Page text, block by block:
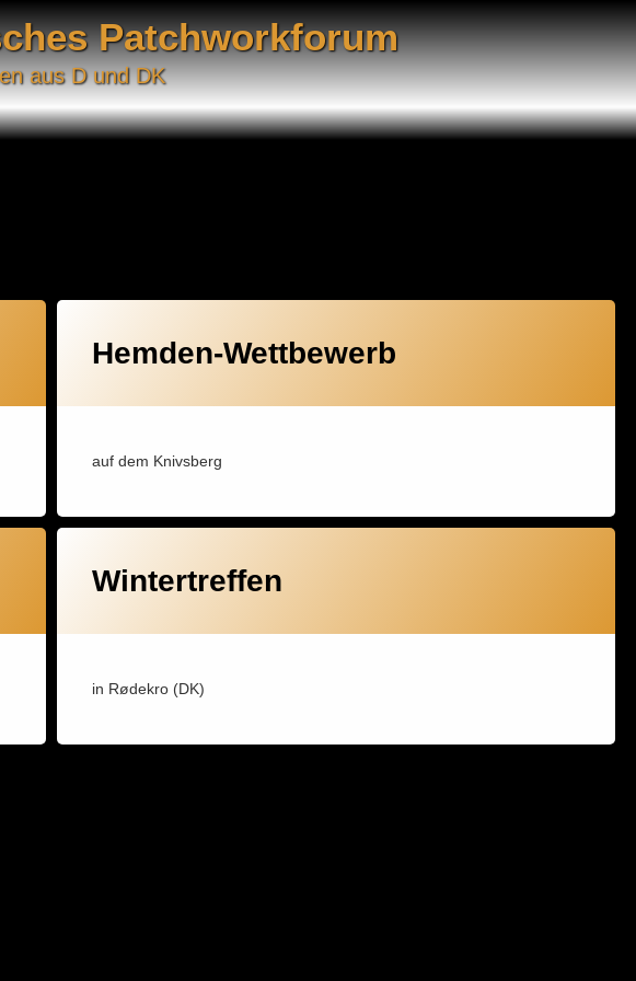
Patchworkforum
aus D und DK
Hemden-Wettbewerb
auf dem Knivsberg
Wintertreffen
in Rødekro (DK)